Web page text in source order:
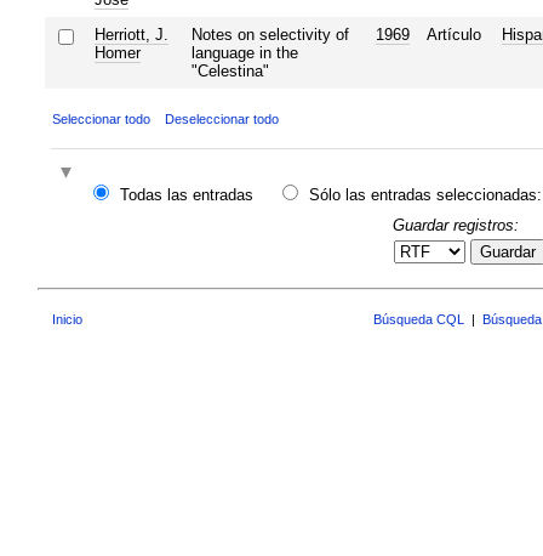
Herriott, J.
Homer
Notes on selectivity of
language in the
"Celestina"
1969 Artículo
Seleccionar todo Deseleccionar todo
Todas las entradas
Sólo las entradas seleccionadas:
Guardar registros:
Guardar
Inicio Búsqueda CQL